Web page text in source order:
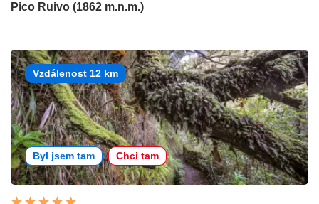
Pico Ruivo (1862 m.n.m.)
Vzdálenost 12 km
Byl jsem tam Chci tam